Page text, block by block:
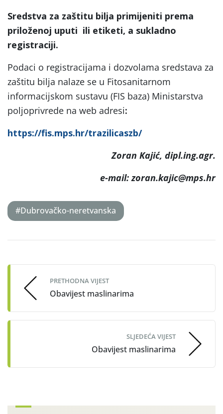
Sredstva za zaštitu bilja primijeniti prema
priloženoj uputi ili etiketi, a sukladno
registraciji.
Podaci o registracijama i dozvolama sredstava za
zaštitu bilja nalaze se u Fitosanitarnom
informacijskom sustavu (FIS baza) Ministarstva
poljoprivrede na web adresi:
https://fis.mps.hr/trazilicaszb/
Zoran Kajić, dipl.ing.agr.
e-mail: zoran.kajic@mps.hr
#Dubrovačko-neretvanska
navigation
PRETHODNA VIJEST
Obavijest maslinarima
SLJEDEĆA VIJEST
Obavijest maslinarima